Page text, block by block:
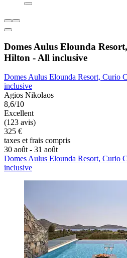
Domes Aulus Elounda
Hilton - All inclusive
Domes Aulus Elounda Resort, Curio
inclusive
Agios Nikolaos
8,6/10
Excellent
(123 avis)
325 €
taxes et frais compris
30 août - 31 août
Domes Aulus Elounda Resort, Curio
inclusive